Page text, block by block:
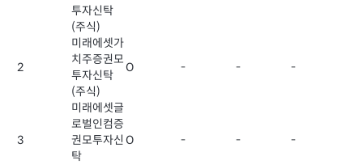
투자신탁
(주식)
2
미래에셋가
치주증권모
투자신탁
(주식)
O - - -
3
미래에셋글
로벌인컴증
권모투자신
탁
O - - -